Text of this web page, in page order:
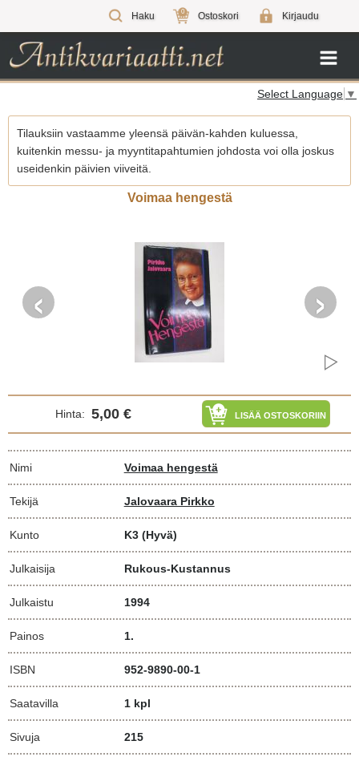
Haku 0 Ostoskori Kirjaudu
Select Language ▼
Tilauksiin vastaamme yleensä päivän-kahden kuluessa,
kuitenkin messu- ja myyntitapahtumien johdosta voi olla joskus
useidenkin päivien viiveitä.
Voimaa hengestä
‹ ›
Hinta: 5,00 € LISÄÄ OSTOSKORIIN
Nimi Voimaa hengestä
Tekijä Jalovaara Pirkko
Kunto K3 (Hyvä)
Julkaisija Rukous-Kustannus
Julkaistu 1994
Painos 1.
ISBN 952-9890-00-1
Saatavilla 1 kpl
Sivuja 215